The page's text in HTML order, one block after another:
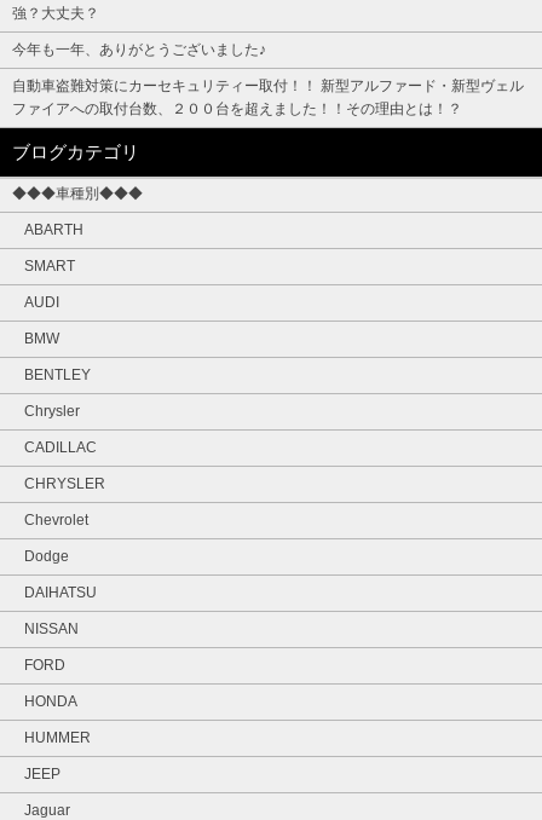
強？大丈夫？
今年も一年、ありがとうございました♪
自動車盗難対策にカーセキュリティー取付！！ 新型アルファード・新型ヴェル
ファイアへの取付台数、２００台を超えました！！その理由とは！？
ブログカテゴリ
◆◆◆車種別◆◆◆
ABARTH
SMART
AUDI
BMW
BENTLEY
Chrysler
CADILLAC
CHRYSLER
Chevrolet
Dodge
DAIHATSU
NISSAN
FORD
HONDA
HUMMER
JEEP
Jaguar